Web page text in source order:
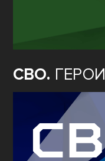
СВО. ГЕРОИ